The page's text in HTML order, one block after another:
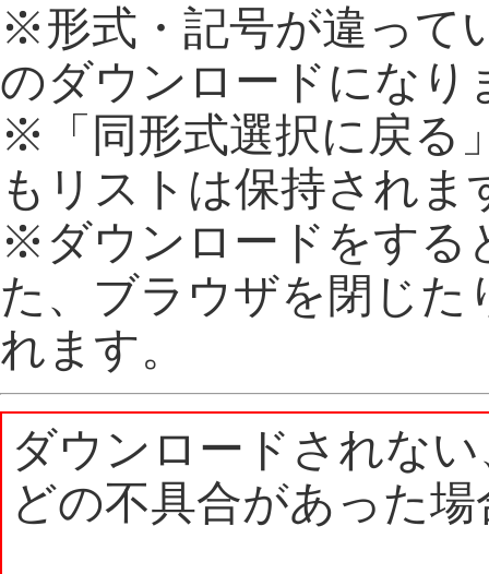
※形式・記号が違って
のダウンロードになり
※「同形式選択に戻る
もリストは保持されま
※ダウンロードをする
た、ブラウザを閉じた
れます。
ダウンロードされな
どの不具合があった